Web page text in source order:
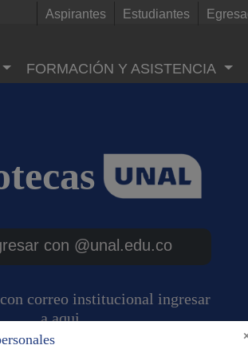
Aspirantes Estudiantes
FORMACIÓN Y ASISTENCIA
con @unal.edu.co
correo institucional ingresar
a aqui